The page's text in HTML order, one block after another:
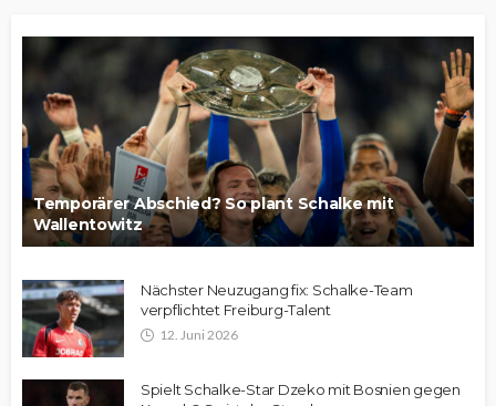
Temporärer Abschied? So plant Schalke mit
Wallentowitz
Nächster Neuzugang fix: Schalke-Team
verpflichtet Freiburg-Talent
12. Juni 2026
Spielt Schalke-Star Dzeko mit Bosnien gegen